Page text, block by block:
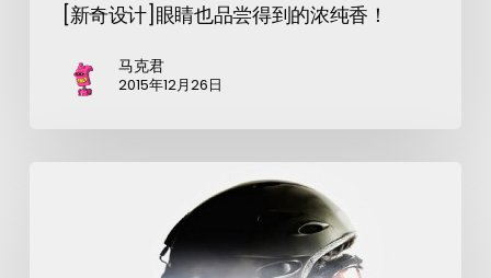
[新奇设计]眼睛也品尝得到的浓纯香！
马克君
2015年12月26日